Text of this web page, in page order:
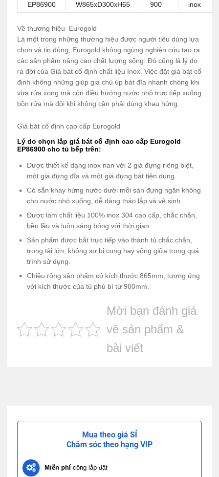
EP86900 W865xD300xH65 900 inox
Về thương hiệu Eurogold
Là một trong những thương hiệu được người tiêu dùng lựa
chọn và tin dùng, Eurogold không ngừng nghiên cứu tạo ra
các sản phẩm nâng cao chất lượng sống. Đó cũng là lý do
ra đời của Giá bát cố định chất liệu Inox. Việc đặt giá bát cố
định không những giúp gia chủ úp bát đĩa nhanh chóng khi
vừa rửa xong mà còn điều hướng nước nhỏ trực tiếp xuống
bồn rửa mà đôi khi không cần phải dùng khau hứng.
Giá bát cố định cao cấp Eurogold
Lý do chọn lắp giá bát cố định cao cấp Eurogold
EP86900 cho tủ bếp trên:
Được thiết kế dạng inox nan với 2 giá đựng riêng biệt,
một giá đựng đĩa và một giá đựng bát tiện dụng.
Có sẵn khay hứng nước dưới mỗi sàn đựng ngăn không
cho nước nhỏ xuống, dễ dàng tháo lắp và vệ sinh.
Được làm chất liệu 100% inox 304 cao cấp, chắc chắn,
bền lầu và luôn sáng bóng với thời gian.
Sản phẩm được bắt trực tiếp vào thành tủ chắc chắn,
trọng tải lớn, không sợ bị cong hay võng giữa trong quá
trình sử dụng.
Chiều rộng sản phẩm có kích thước 865mm, tương ứng
với kích thước của tủ phủ bì từ 900mm.
Mời bạn đánh giá
về sản phẩm &
bài viết
Mua theo giá SỈ
Chăm sóc theo hạng VIP
Miễn phí công lắp đặt